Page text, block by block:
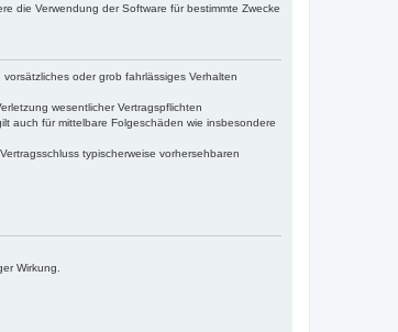
die Verwendung der Software für bestimmte Zwecke
oder grob fahrlässiges Verhalten
wesentlicher Vertragspflichten
auch für mittelbare Folgeschäden wie insbesondere
typischerweise vorhersehbaren
Wirkung.